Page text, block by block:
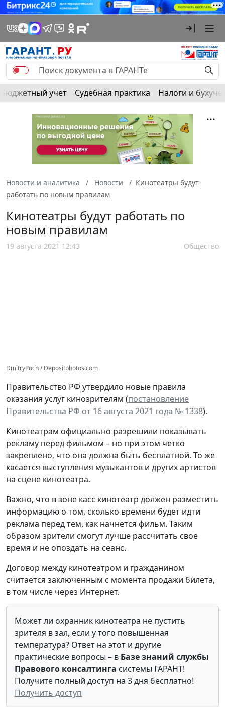
Бюджетный учет Судебная практика Налоги и
Новости и аналитика Новости
Кинотеатры будут
работать по новым правилам
Кинотеатры будут работать по
новым правилам
19 августа 2021 12:43 Общество
DmitryPoch / Depositphotos.com
Правительство РФ утвердило новые правила
оказания услуг кинозрителям (постановление
Правительства РФ от 16 августа 2021 года № 1338).
Кинотеатрам официально разрешили показывать
рекламу перед фильмом – но при этом четко
закреплено, что она должна быть бесплатной. То же
касается выступления музыкантов и других артистов
на сцене кинотеатра.
Важно, что в зоне касс кинотеатр должен разместить
информацию о том, сколько времени будет идти
реклама перед тем, как начнется фильм. Таким
образом зрители смогут лучше рассчитать свое
время и не опоздать на сеанс.
Договор между кинотеатром и гражданином
считается заключенным с момента продажи билета,
в том числе через Интернет.
Может ли охранник кинотеатра не пустить
зрителя в зал, если у того повышенная
температура? Ответ на этот и другие
практические вопросы – в Базе знаний службы
Правового консалтинга системы ГАРАНТ!
Получите полный доступ на 3 дня бесплатно!
Получить доступ